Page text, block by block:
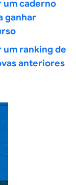
um caderno
ganhar
um ranking de
anteriores